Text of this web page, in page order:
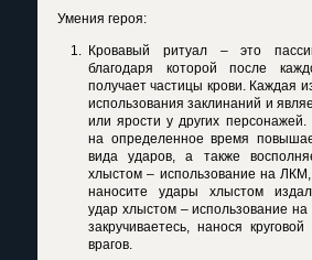
Умения героя:
Кровавый ритуал – это
благодаря которой после
получает частицы крови. Каждая
использования заклинаний и
или ярости у других персонажей.
на определенное время
вида ударов, а также
хлыстом – использование на
наносите удары хлыстом
удар хлыстом – использование
закручиваетесь, нанося
врагов.